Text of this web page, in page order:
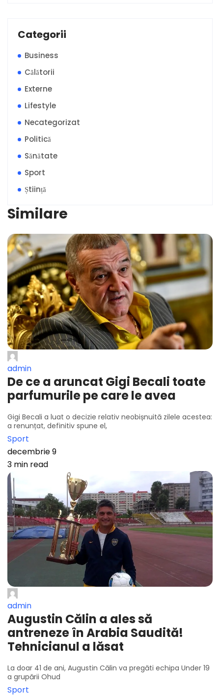
Categorii
Business
Călătorii
Externe
Lifestyle
Necategorizat
Politică
Sănătate
Sport
Știință
Similare
admin
De ce a aruncat Gigi Becali toate
parfumurile pe care le avea
Gigi Becali a luat o decizie relativ neobișnuită zilele acestea:
a renunțat, definitiv spune el,
Sport
decembrie 9
3 min read
admin
Augustin Călin a ales să
antreneze în Arabia Saudită!
Tehnicianul a lăsat
La doar 41 de ani, Augustin Călin va pregăti echipa Under 19
a grupării Ohud
Sport